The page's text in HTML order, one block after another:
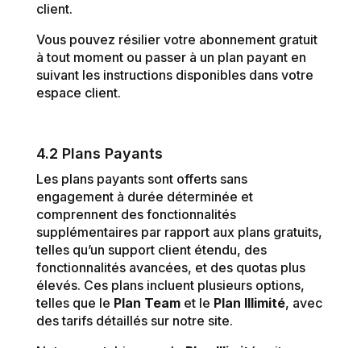
client.
Vous pouvez résilier votre abonnement gratuit
à tout moment ou passer à un plan payant en
suivant les instructions disponibles dans votre
espace client.
4.2 Plans Payants
Les plans payants sont offerts sans
engagement à durée déterminée et
comprennent des fonctionnalités
supplémentaires par rapport aux plans gratuits,
telles qu’un support client étendu, des
fonctionnalités avancées, et des quotas plus
élevés. Ces plans incluent plusieurs options,
telles que le Plan Teamet le Plan Illimité, avec
des tarifs détaillés sur notre site.